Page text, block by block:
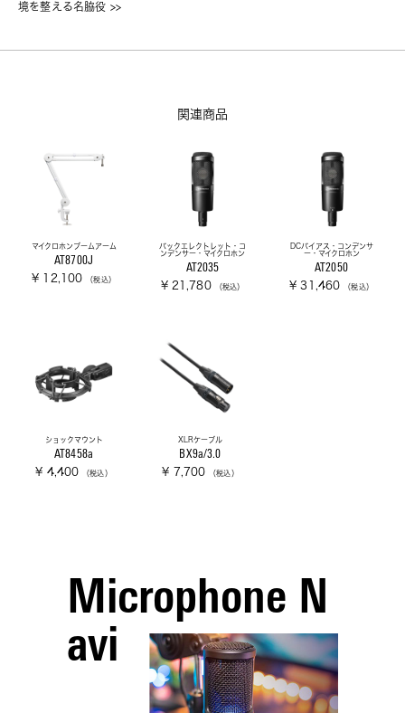
境を整える名脇役 >>
関連商品
マイクロホンブームアーム
AT8700J
¥ 12,100 （税込）
バックエレクトレット・コ
ンデンサー・マイクロホン
AT2035
¥ 21,780 （税込）
DCバイアス・コンデンサ
ー・マイクロホン
AT2050
¥ 31,460 （税込）
ショックマウント
AT8458a
¥ 4,400 （税込）
XLRケーブル
BX9a/3.0
¥ 7,700 （税込）
Microphone N
avi